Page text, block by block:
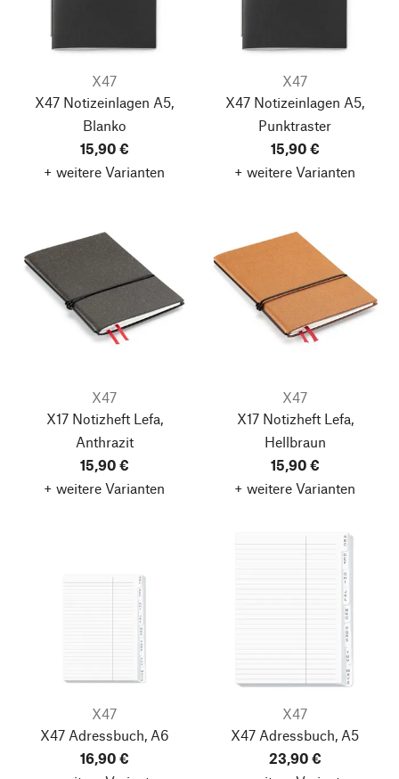
X47
X47 Notizeinlagen A5,
Blanko
15,90 €
+ weitere Varianten
X47
X47 Notizeinlagen A5,
Punktraster
15,90 €
+ weitere Varianten
X47
X17 Notizheft Lefa,
Anthrazit
15,90 €
+ weitere Varianten
X47
X17 Notizheft Lefa,
Hellbraun
15,90 €
+ weitere Varianten
X47
X47 Adressbuch, A6
16,90 €
X47
X47 Adressbuch, A5
23,90 €